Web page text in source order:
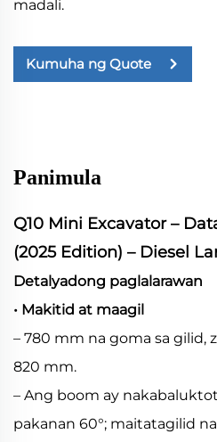
madali.
Kumuha ng Quote
Panimula
Q10 Mini Excavator –
(2025 Edition) – Diesel
Detalyadong paglalarawan
• Makitid at maagil
– 780 mm na goma sa gilid,
820 mm.
– Ang boom ay
pakanan 60°; maitatagilid